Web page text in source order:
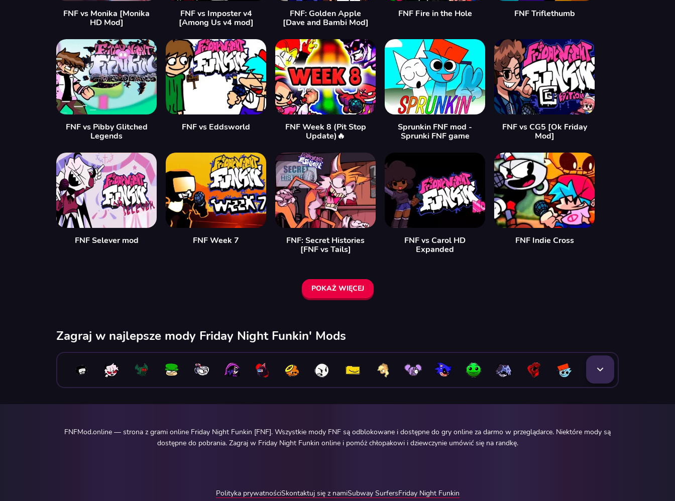
FNF vs Monika [Monika
HD Mod]
FNF vs Imposter v4
[Among Us v4 mod]
FNF: Golden Apple
[Dave and Bambi Mod]
FNF Fire in the Hole FNF Triflethumb
FNF vs Pibby Glitched
Legends
FNF vs Eddsworld
FNF Week 8 (Pit Stop
Update)🔥
Sprunkin FNF mod -
Sprunki FNF game
FNF vs CG5 [Ok Friday
Mod]
FNF Selever mod FNF Week 7
FNF: Secret Histories
[FNF vs Tails]
FNF vs Carol HD
Expanded
FNF Indie Cross
POKAŻ WIĘCEJ
Zagraj w najlepsze mody Friday Night Funkin' Mods
FNFMod.online — strona z grami online Friday Night Funkin [FNF]. Wszystkie mody FNF są odblokowane i dostępne do gry online za darmo w przeglądarce. Niektóre mody są
dostępne do pobrania. Zagraj w Friday Night Funkin online i pomóż chłopakowi i dziewczynie umówić się na randkę.
Polityka prywatnościSkontaktuj się z namiSubway SurfersFriday Night Funkin